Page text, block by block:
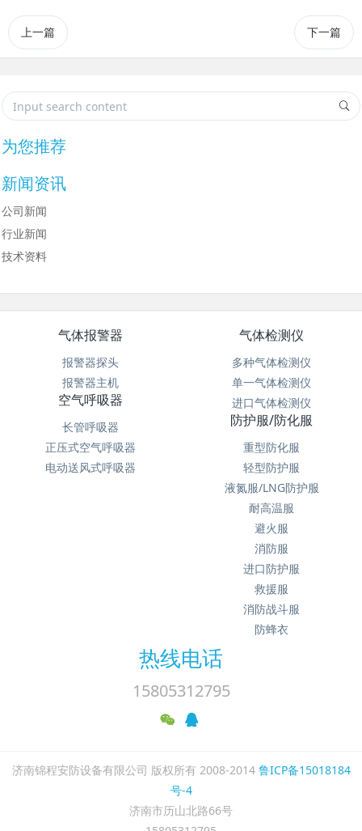
上一篇 下一篇
为您推荐
新闻资讯
公司新闻
行业新闻
技术资料
气体报警器
报警器探头
报警器主机
气体检测仪
多种气体检测仪
单一气体检测仪
进口气体检测仪
空气呼吸器
长管呼吸器
正压式空气呼吸器
电动送风式呼吸器
防护服/防化服
重型防化服
轻型防护服
液氮服/LNG防护服
耐高温服
避火服
消防服
进口防护服
救援服
消防战斗服
防蜂衣
热线电话
15805312795
济南锦程安防设备有限公司 版权所有 2008-2014 鲁ICP备15018184
号-4
济南市历山北路66号